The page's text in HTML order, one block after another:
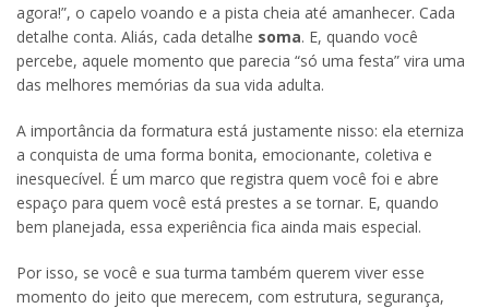
agora!”, o capelo voando e a pista cheia até amanhecer. Cada
detalhe conta. Aliás, cada detalhe soma. E, quando você
percebe, aquele momento que parecia “só uma festa” vira uma
das melhores memórias da sua vida adulta.
A importância da formatura está justamente nisso: ela eterniza
a conquista de uma forma bonita, emocionante, coletiva e
inesquecível. É um marco que registra quem você foi e abre
espaço para quem você está prestes a se tornar. E, quando
bem planejada, essa experiência fica ainda mais especial.
Por isso, se você e sua turma também querem viver esse
momento do jeito que merecem, com estrutura, segurança,